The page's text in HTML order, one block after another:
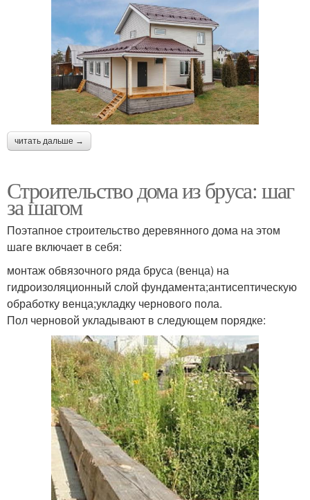
читать дальше →
Строительство дома из бруса: шаг
за шагом
Поэтапное строительство деревянного дома на этом
шаге включает в себя:
монтаж обвязочного ряда бруса (венца) на
гидроизоляционный слой фундамента;антисептическую
обработку венца;укладку чернового пола.
Пол черновой укладывают в следующем порядке: